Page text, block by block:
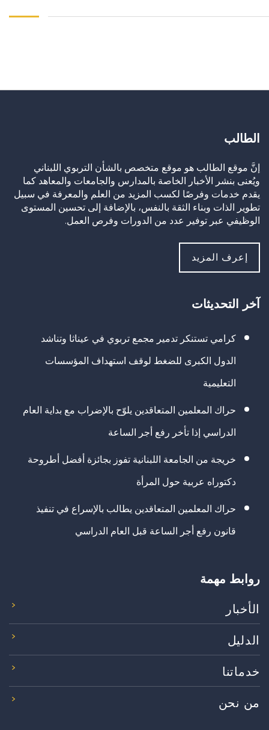
الطالب
إنَّ موقع الطالب هو موقع متخصص بالشأن التربوي اللبناني
ويُعنى بنشر الأخبار الخاصة بالمدارس والجامعات والمعاهد كما
يقدم خدمات وفرصًا لكسب المزيد من العلم والمعرفة في سبيل
تطوير الذات وبناء الثقة بالنفس، بالإضافة إلى تحسين المستوى
الوظيفي عبر توفير عدد من الدورات وفرص العمل.
إعرف المزيد
آخر التحديثات
كرامي تستنكر تدمير مجمع تربوي في عيناثا وتناشد
الدول الكبرى للضغط لوقف استهداف المؤسسات
التعليمية
حراك المعلمين المتعاقدين يلوّح بالإضراب مع بداية العام
الدراسي إذا تأخر رفع أجر الساعة
خريجة من الجامعة اللبنانية تفوز بجائزة أفضل أطروحة
دكتوراه عربية حول المرأة
حراك المعلمين المتعاقدين يطالب بالإسراع في تنفيذ
قانون رفع أجر الساعة قبل العام الدراسي
روابط مهمة
الأخبار
الدليل
خدماتنا
من نحن